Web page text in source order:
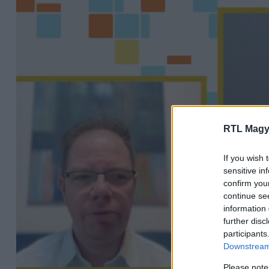
RTL
If you wish
sensitive
confirm
continue
information
further
Please